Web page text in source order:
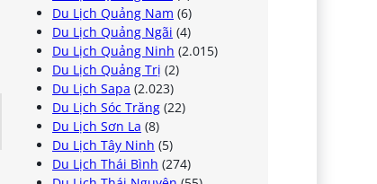
Du Lịch Quảng Nam (6)
Du Lịch Quảng Ngãi (4)
Du Lịch Quảng Ninh (2.015)
Du Lịch Quảng Trị (2)
Du Lịch Sapa (2.023)
Du Lịch Sóc Trăng (22)
Du Lịch Sơn La (8)
Du Lịch Tây Ninh (5)
Du Lịch Thái Bình (274)